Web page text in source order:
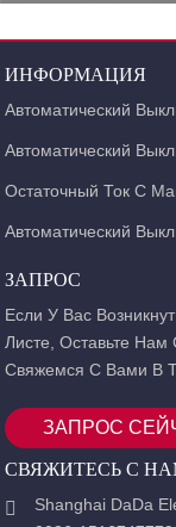
ИНФОРМАЦИЯ
Автоматический
Автоматический
Остаточный Ток С
Автоматический
ЗАПРОС
Если У Вас
Листе, Оставьте
Свяжемся С Вами В
ЗАПРОС
СВЯЖИТЕСЬ С
Shanghai DaDa